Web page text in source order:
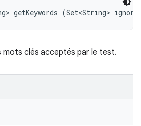
getKeywords (Set<String>
mots clés acceptés par le test.